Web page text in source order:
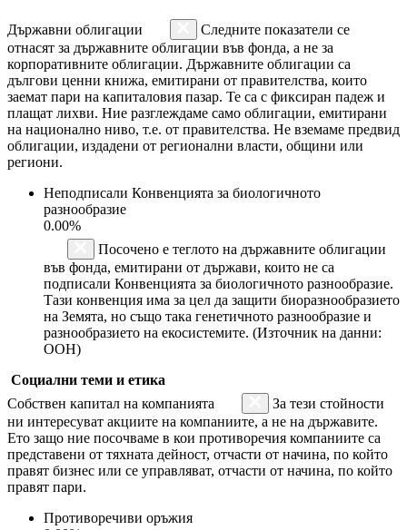
Държавни облигации
Следните показатели се
отнасят за държавните облигации във фонда, а не за
корпоративните облигации. Държавните облигации са
дългови ценни книжа, емитирани от правителства, които
заемат пари на капиталовия пазар. Те са с фиксиран падеж и
плащат лихви. Ние разглеждаме само облигации, емитирани
на национално ниво, т.е. от правителства. Не вземаме предвид
облигации, издадени от регионални власти, общини или
региони.
Неподписали Конвенцията за биологичното
разнообразие
0.00%
Посочено е теглото на държавните облигации
във фонда, емитирани от държави, които не са
подписали Конвенцията за биологичното разнообразие.
Тази конвенция има за цел да защити биоразнообразието
на Земята, но също така генетичното разнообразие и
разнообразието на екосистемите. (Източник на данни:
ООН)
Социални теми и етика
Собствен капитал на компанията
За тези стойности
ни интересуват акциите на компаниите, а не на държавите.
Ето защо ние посочваме в кои противоречия компаниите са
представени от тяхната дейност, отчасти от начина, по който
правят бизнес или се управляват, отчасти от начина, по който
правят пари.
Противоречиви оръжия